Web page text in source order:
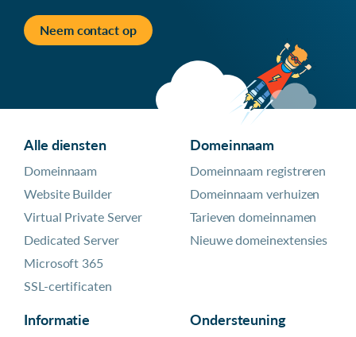
Neem contact op
Alle diensten
Domeinnaam
Website Builder
Virtual Private Server
Dedicated Server
Microsoft 365
SSL-certificaten
Domeinnaam
Domeinnaam registreren
Domeinnaam verhuizen
Tarieven domeinnamen
Nieuwe domeinextensies
Informatie Ondersteuning